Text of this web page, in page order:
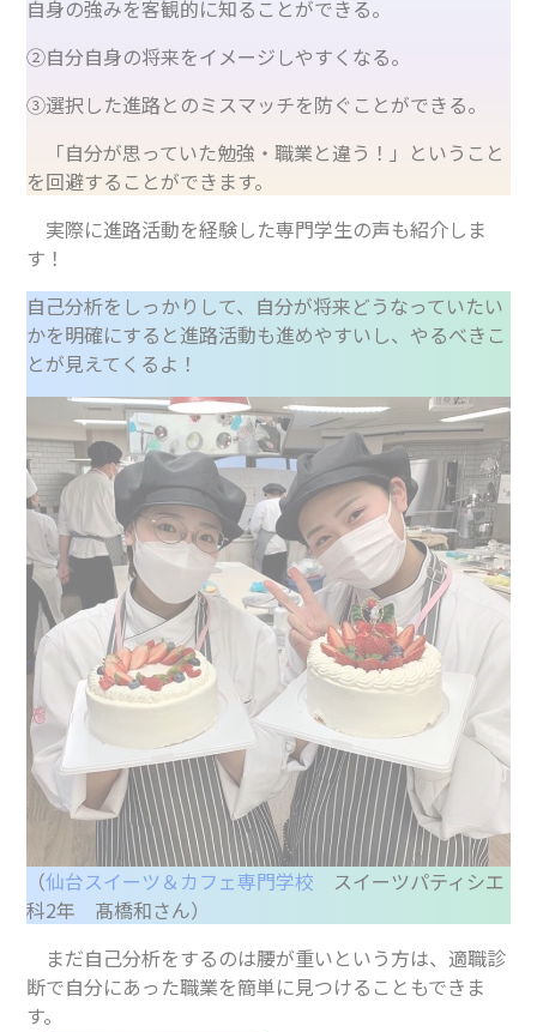
自身の強みを客観的に知ることができる。
②自分自身の将来をイメージしやすくなる。
③選択した進路とのミスマッチを防ぐことができる。
「自分が思っていた勉強・職業と違う！」ということ
を回避することができます。
実際に進路活動を経験した専門学生の声も紹介しま
す！
自己分析をしっかりして、自分が将来どうなっていたい
かを明確にすると進路活動も進めやすいし、やるべきこ
とが見えてくるよ！
（仙台スイーツ＆カフェ専門学校 スイーツパティシエ
科2年 髙橋和さん）
まだ自己分析をするのは腰が重いという方は、適職診
断で自分にあった職業を簡単に見つけることもできま
す。